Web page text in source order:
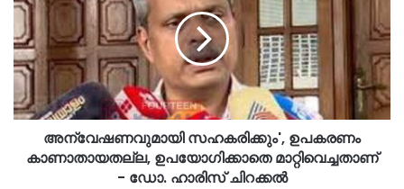
അന്വേഷണവുമായി സഹകരിക്കും', ഉപകരണം
കാണാതായതല്ല, ഉപയോഗിക്കാതെ മാറ്റിവെച്ചതാണ്
- ഡോ. ഹാരിസ് ചിറക്കല്‍